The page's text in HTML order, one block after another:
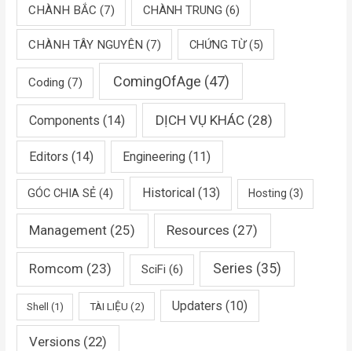
CHÀNH BẮC (7) CHÀNH TRUNG (6)
CHÀNH TÂY NGUYÊN (7) CHỨNG TỪ(5)
Coding (7) ComingOfAge (47)
Components (14) DỊCH VỤ KHÁC(28)
Editors (14) Engineering (11)
GÓC CHIA SẺ (4) Historical (13) Hosting (3)
Management (25) Resources (27)
Romcom (23) SciFi (6) Series (35)
Shell (1) TÀI LIỆU (2) Updaters (10)
Versions (22)